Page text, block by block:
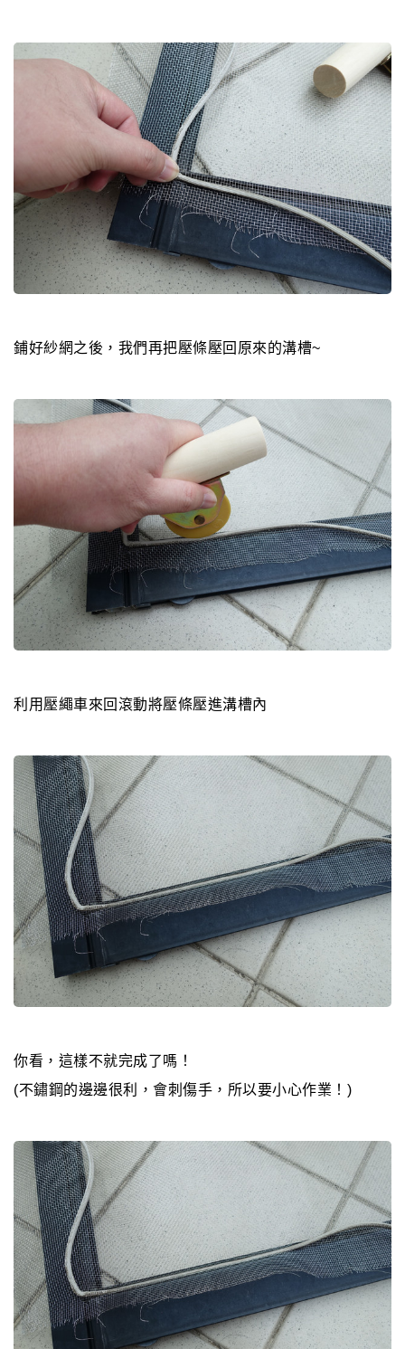
鋪好紗網之後，我們再把壓條壓回原來的溝槽~
利用壓繩車來回滾動將壓條壓進溝槽內
你看，這樣不就完成了嗎！
(不鏽鋼的邊邊很利，會刺傷手，所以要小心作業！)